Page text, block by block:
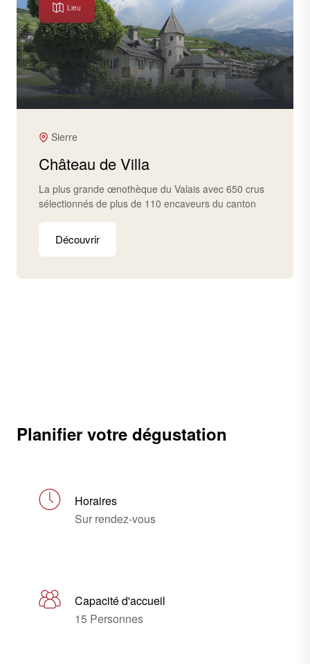
Lieu
Sierre
Château de Villa
La plus grande œnothèque du Valais avec 650 crus
sélectionnés de plus de 110 encaveurs du canton
Découvrir
Planifier votre dégustation
Horaires
Sur rendez-vous
Capacité d'accueil
15 Personnes